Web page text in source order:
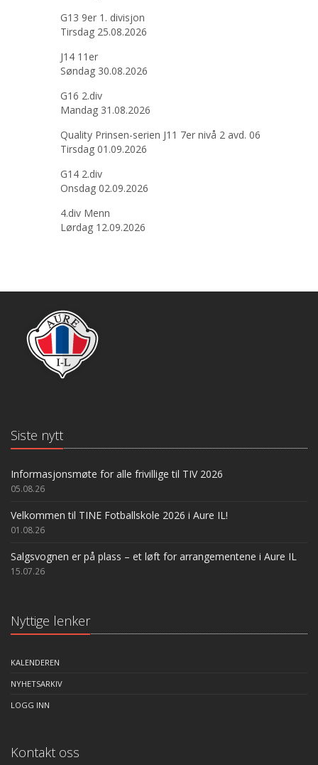
G13 9er 1. divisjon
Tirsdag 25.08.2026
J14 11er
Søndag 30.08.2026
G16 2.div
Mandag 31.08.2026
Quality Prinsen-serien J11 7er nivå 2 avd. 06
Tirsdag 01.09.2026
G14 2.div
Onsdag 02.09.2026
4.div Menn
Lørdag 12.09.2026
Siste nytt
Informasjonsmøte for alle frivillige til TIV 2026
05.08.26
Velkommen til TINE Fotballskole 2026 i Aure IL!
01.08.26
Salgsvognen er på plass – et løft for arrangementene i Aure IL
15.07.26
Nyttige lenker
KALENDEREN
NYHETSARKIV
LOGG INN
Kontakt oss